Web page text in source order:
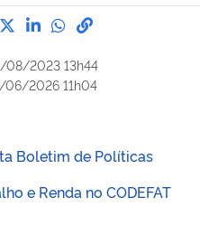
Compartilhe por Facebook
Compartilhe por Twitter
Compartilhe por
Compartilhe
link para
08/2023 13h44
06/2026 11h04
Boletim de Políticas
e Renda no CODEFAT